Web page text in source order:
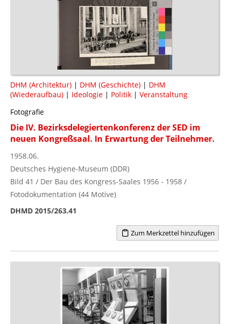
DHM (Architektur) | DHM (Geschichte) | DHM
(Wiederaufbau) | Ideologie | Politik | Veranstaltung
Fotografie
Die IV. Bezirksdelegiertenkonferenz der SED im
neuen Kongreßsaal. In Erwartung der Teilnehmer.
1958.06.
Deutsches Hygiene-Museum (DDR)
Bild 41 / Der Bau des Kongress-Saales 1956 - 1958 /
Fotodokumentation (44 Motive)
DHMD 2015/263.41
Zum Merkzettel hinzufügen